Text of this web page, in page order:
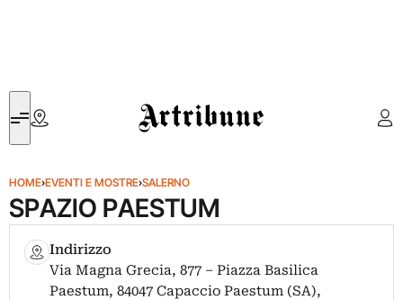
Artribune
HOME›EVENTI E MOSTRE›SALERNO
SPAZIO PAESTUM
Indirizzo
Via Magna Grecia, 877 – Piazza Basilica
Paestum, 84047 Capaccio Paestum (SA),